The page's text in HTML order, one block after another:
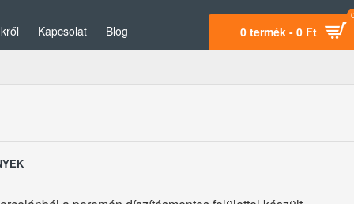
Kapcsolat Blog 0 termék - 0 Ft